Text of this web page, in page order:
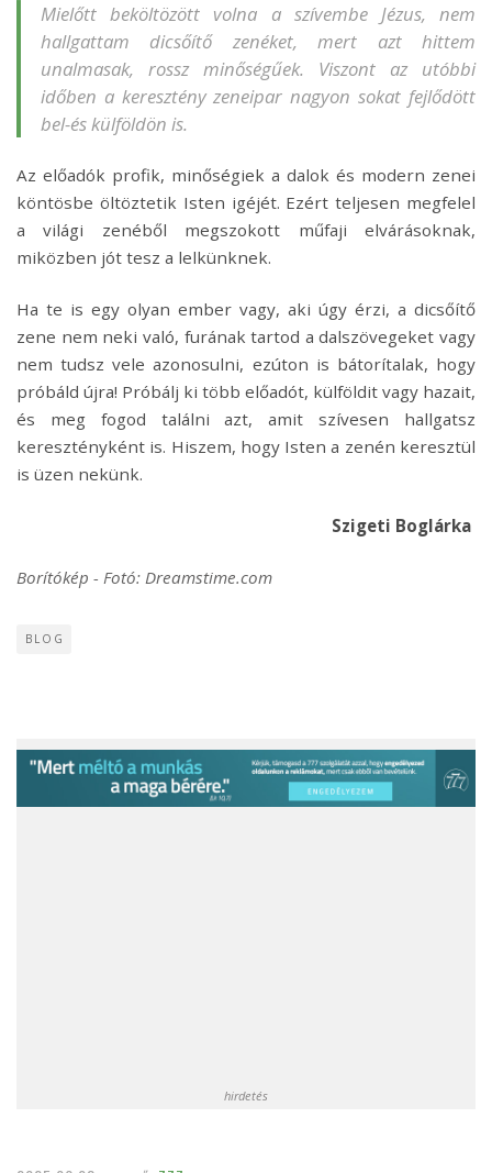
Mielőtt beköltözött volna a szívembe Jézus, nem
hallgattam dicsőítő zenéket, mert azt hittem
unalmasak, rossz minőségűek. Viszont az utóbbi
időben a keresztény zeneipar nagyon sokat fejlődött
bel-és külföldön is.
Az előadók profik, minőségiek a dalok és modern zenei
köntösbe öltöztetik Isten igéjét. Ezért teljesen megfelel
a világi zenéből megszokott műfaji elvárásoknak,
miközben jót tesz a lelkünknek.
Ha te is egy olyan ember vagy, aki úgy érzi, a dicsőítő
zene nem neki való, furának tartod a dalszövegeket vagy
nem tudsz vele azonosulni, ezúton is bátorítalak, hogy
próbáld újra! Próbálj ki több előadót, külföldit vagy hazait,
és meg fogod találni azt, amit szívesen hallgatsz
keresztényként is. Hiszem, hogy Isten a zenén keresztül
is üzen nekünk.
Szigeti Boglárka
Borítókép - Fotó: Dreamstime.com
BLOG
hirdetés